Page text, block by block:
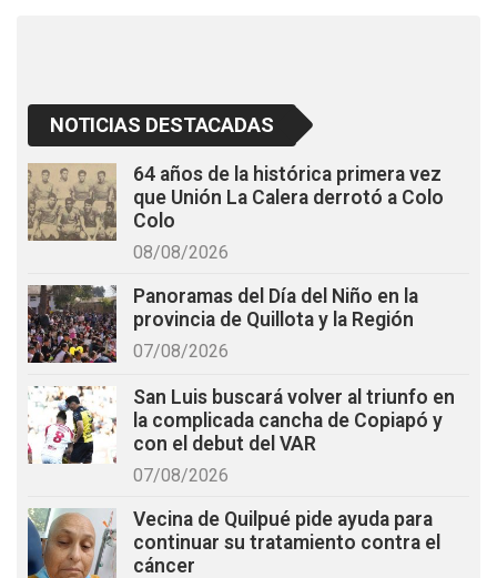
NOTICIAS DESTACADAS
64 años de la histórica primera vez
que Unión La Calera derrotó a Colo
Colo
08/08/2026
Panoramas del Día del Niño en la
provincia de Quillota y la Región
07/08/2026
San Luis buscará volver al triunfo en
la complicada cancha de Copiapó y
con el debut del VAR
07/08/2026
Vecina de Quilpué pide ayuda para
continuar su tratamiento contra el
cáncer